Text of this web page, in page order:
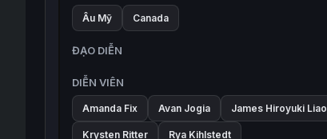
Âu Mỹ Canada
ĐẠO DIỄN
DIỄN VIÊN
Amanda Fix Avan Jogia James Hiroyuki Liao
Krysten Ritter Rya Kihlstedt